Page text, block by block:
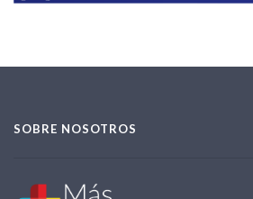
SOBRE NOSOTROS